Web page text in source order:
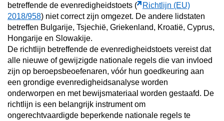
betreffende de evenredigheidstoets (
Richtlijn (EU)
2018/958) niet correct zijn omgezet. De andere lidstaten
betreffen Bulgarije, Tsjechië, Griekenland, Kroatië, Cyprus,
Hongarije en Slowakije.
De richtlijn betreffende de evenredigheidstoets vereist dat
alle nieuwe of gewijzigde nationale regels die van invloed
zijn op beroepsbeoefenaren, vóór hun goedkeuring aan
een grondige evenredigheidsanalyse worden
onderworpen en met bewijsmateriaal worden gestaafd. De
richtlijn is een belangrijk instrument om
ongerechtvaardigde beperkende nationale regels te